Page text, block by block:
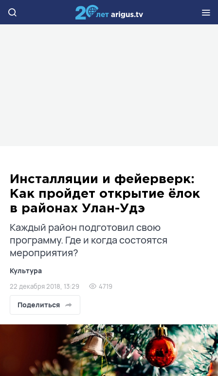
Инсталляции и фейерверк:
Как пройдет открытие ёлок
в районах Улан-Удэ
Каждый район подготовил свою
программу. Где и когда состоятся
мероприятия?
Культура
22 декабря 2018, 13:29 4719
Поделиться